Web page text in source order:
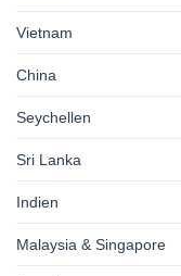
Vietnam
China
Seychellen
Sri Lanka
Indien
Malaysia & Singapore